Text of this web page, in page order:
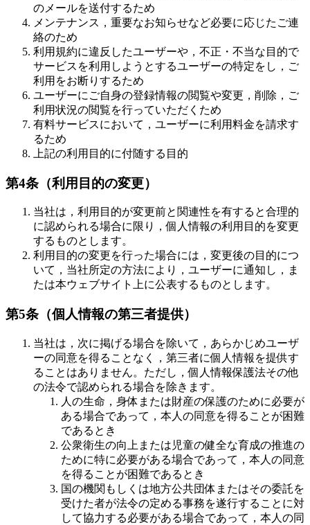
のメールを送付するため
メンテナンス，重要なお知らせなど必要に応じたご連
絡のため
利用規約に違反したユーザーや，不正・不当な目的で
サービスを利用しようとするユーザーの特定をし，ご
利用をお断りするため
ユーザーにご自身の登録情報の閲覧や変更，削除，ご
利用状況の閲覧を行っていただくため
有料サービスにおいて，ユーザーに利用料金を請求す
るため
上記の利用目的に付随する目的
第4条（利用目的の変更）
当社は，利用目的が変更前と関連性を有すると合理的
に認められる場合に限り，個人情報の利用目的を変更
するものとします。
利用目的の変更を行った場合には，変更後の目的につ
いて，当社所定の方法により，ユーザーに通知し，ま
たは本ウェブサイト上に公表するものとします。
第5条（個人情報の第三者提供）
当社は，次に掲げる場合を除いて，あらかじめユーザ
ーの同意を得ることなく，第三者に個人情報を提供す
ることはありません。ただし，個人情報保護法その他
の法令で認められる場合を除きます。
人の生命，身体または財産の保護のために必要が
ある場合であって，本人の同意を得ることが困難
であるとき
公衆衛生の向上または児童の健全な育成の推進の
ために特に必要がある場合であって，本人の同意
を得ることが困難であるとき
国の機関もしくは地方公共団体またはその委託を
受けた者が法令の定める事務を遂行することに対
して協力する必要がある場合であって，本人の同